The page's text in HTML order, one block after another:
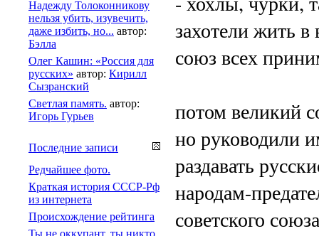
захотели жить в
союз всех
потом великий
но руководили
раздавать
народам-
советского
Надежду Толоконникову
нельзя убить, изувечить,
даже избить, но... автор:
Бэлла
Олег Кашин: «Россия для
русских» автор: Кирилл
Сызранский
Светлая память. автор:
Игорь Гурьев
Последние записи
Редчайшее фото.
Краткая история СССР-Рф
из интернета
Происхождение рейтинга
Ты не оккупант, ты никто